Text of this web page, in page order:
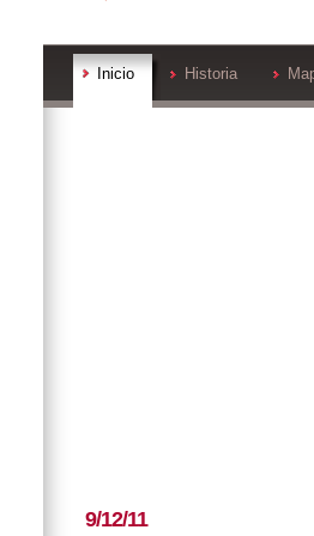
Inicio Historia
9/12/11